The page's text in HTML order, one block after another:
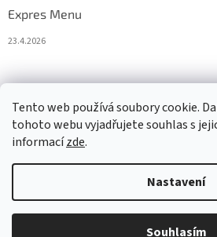
Tento web používá soubory cookie.
tohoto webu vyjadřujete souhlas s
informacízde.
Nastavení
Souhlasím
Expres Menu
23.4.2026
Copyright 2026
vyhrazena.